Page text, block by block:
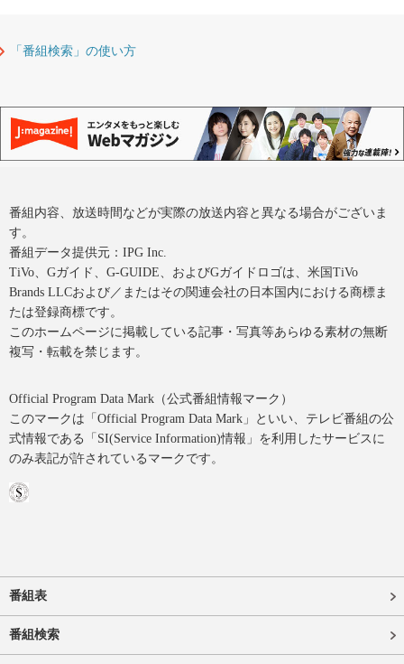
「番組検索」の使い方
番組内容、放送時間などが実際の放送内容と異なる場合がございま
す。
番組データ提供元：IPG Inc.
TiVo、Gガイド、G-GUIDE、およびGガイドロゴは、米国TiVo
Brands LLCおよび／またはその関連会社の日本国内における商標ま
たは登録商標です。
このホームページに掲載している記事・写真等あらゆる素材の無断
複写・転載を禁じます。
Official Program Data Mark（公式番組情報マーク）
このマークは「Official Program Data Mark」といい、テレビ番組の公
式情報である「SI(Service Information)情報」を利用したサービスに
のみ表記が許されているマークです。
番組表
番組検索